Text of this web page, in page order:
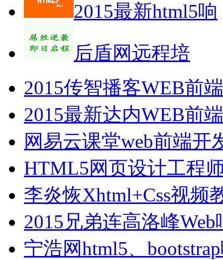
2015最新html5响
后盾网远程培
2015传智播客WEB前
2015最新达内WEB前
网易云课堂web前端开
HTML5网页设计工程
李炎恢Xhtml+Css视频
2015兄弟连高洛峰
宁浩网html5、